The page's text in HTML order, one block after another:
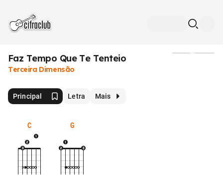
Faz Tempo Que Te Tenteio
Terceira Dimensão
Principal Letra Mais
C G